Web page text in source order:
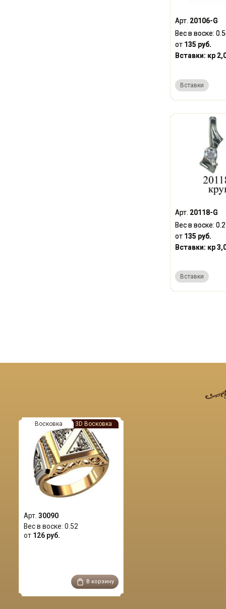
Арт. 20106-G
Вес в воске:
от 135 руб.
Вставки: кр
Вставки
Арт. 20118-G
Вес в воске:
от 135 руб.
Вставки: кр
Вставки
Восковка 3D Восковка
Арт. 30090
Вес в воске: 0.52
от 126 руб.
В корзину